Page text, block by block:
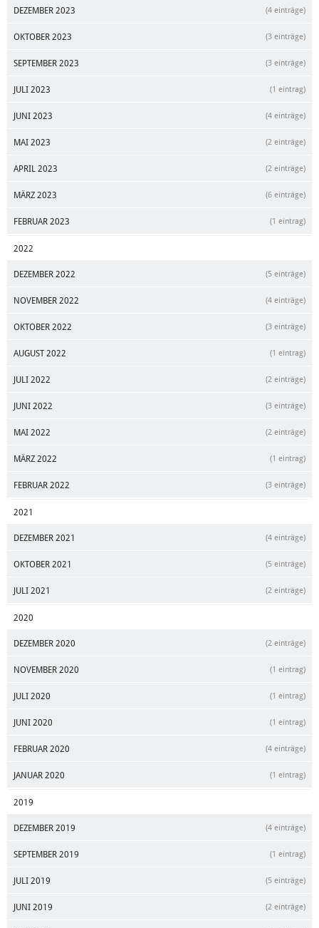
DEZEMBER 2023 (4 einträge)
OKTOBER 2023 (3 einträge)
SEPTEMBER 2023 (3 einträge)
JULI 2023 (1 eintrag)
JUNI 2023 (4 einträge)
MAI 2023 (2 einträge)
APRIL 2023 (2 einträge)
MÄRZ 2023 (6 einträge)
FEBRUAR 2023 (1 eintrag)
2022
DEZEMBER 2022 (5 einträge)
NOVEMBER 2022 (4 einträge)
OKTOBER 2022 (3 einträge)
AUGUST 2022 (1 eintrag)
JULI 2022 (2 einträge)
JUNI 2022 (3 einträge)
MAI 2022 (2 einträge)
MÄRZ 2022 (1 eintrag)
FEBRUAR 2022 (3 einträge)
2021
DEZEMBER 2021 (4 einträge)
OKTOBER 2021 (5 einträge)
JULI 2021 (2 einträge)
2020
DEZEMBER 2020 (2 einträge)
NOVEMBER 2020 (1 eintrag)
JULI 2020 (1 eintrag)
JUNI 2020 (1 eintrag)
FEBRUAR 2020 (4 einträge)
JANUAR 2020 (1 eintrag)
2019
DEZEMBER 2019 (4 einträge)
SEPTEMBER 2019 (1 eintrag)
JULI 2019 (5 einträge)
JUNI 2019 (2 einträge)